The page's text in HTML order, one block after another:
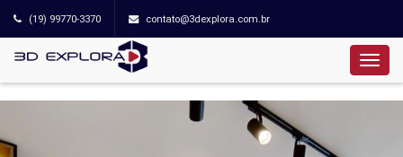
(19) 99770-3370 contato@3dexplora.com.br